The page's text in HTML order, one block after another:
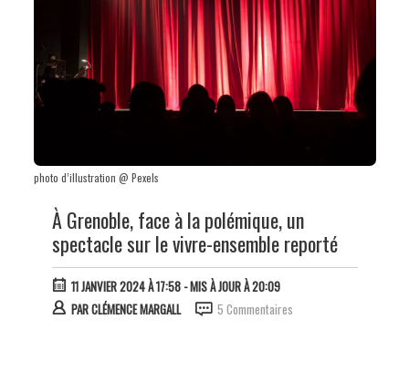
photo d’illustration @ Pexels
À Grenoble, face à la polémique, un
spectacle sur le vivre-ensemble reporté
11 JANVIER 2024 À 17:58- MIS À JOUR À 20:09
PARCLÉMENCE MARGALL 5 Commentaires